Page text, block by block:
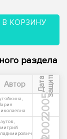
КОРЗИНУ
раздела
Автор Д
а
т
а
з
а
щ
и
т ы
2005
2002